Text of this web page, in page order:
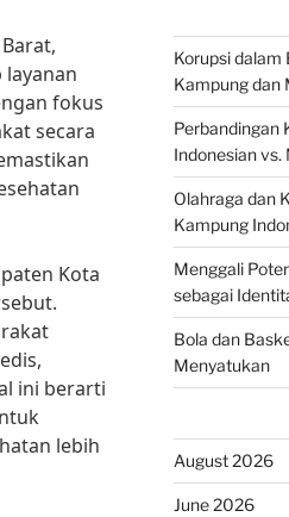
fokus
secara
Kota
ini berarti
lebih
Korupsi dalam
Kampung dan
Perbandingan
Indonesian vs.
Olahraga dan
Kampung
Menggali
sebagai
Bola dan
Menyatukan
August 2026
June 2026